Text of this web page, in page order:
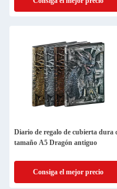
Diario de regalo de cubierta dura
tamaño A5 Dragón antiguo
Consiga el mejor precio